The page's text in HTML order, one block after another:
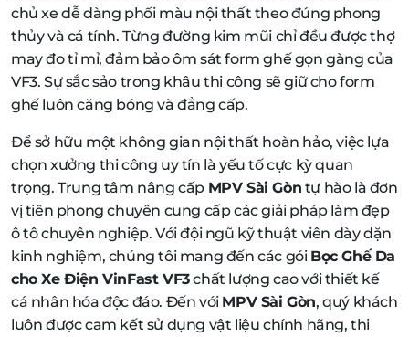
chủ xe dễ dàng phối màu nội thất theo đúng phong
thủy và cá tính. Từng đường kim mũi chỉ đều được thợ
may đo tỉ mỉ, đảm bảo ôm sát form ghế gọn gàng của
VF3. Sự sắc sảo trong khâu thi công sẽ giữ cho form
ghế luôn căng bóng và đẳng cấp.
Để sở hữu một không gian nội thất hoàn hảo, việc lựa
chọn xưởng thi công uy tín là yếu tố cực kỳ quan
trọng. Trung tâm nâng cấp MPV Sài Gòn tự hào là đơn
vị tiên phong chuyên cung cấp các giải pháp làm đẹp
ô tô chuyên nghiệp. Với đội ngũ kỹ thuật viên dày dặn
kinh nghiệm, chúng tôi mang đến các gói Bọc Ghế Da
cho Xe Điện VinFast VF3chất lượng cao với thiết kế
cá nhân hóa độc đáo. Đến với MPV Sài Gòn, quý khách
luôn được cam kết sử dụng vật liệu chính hãng, thi